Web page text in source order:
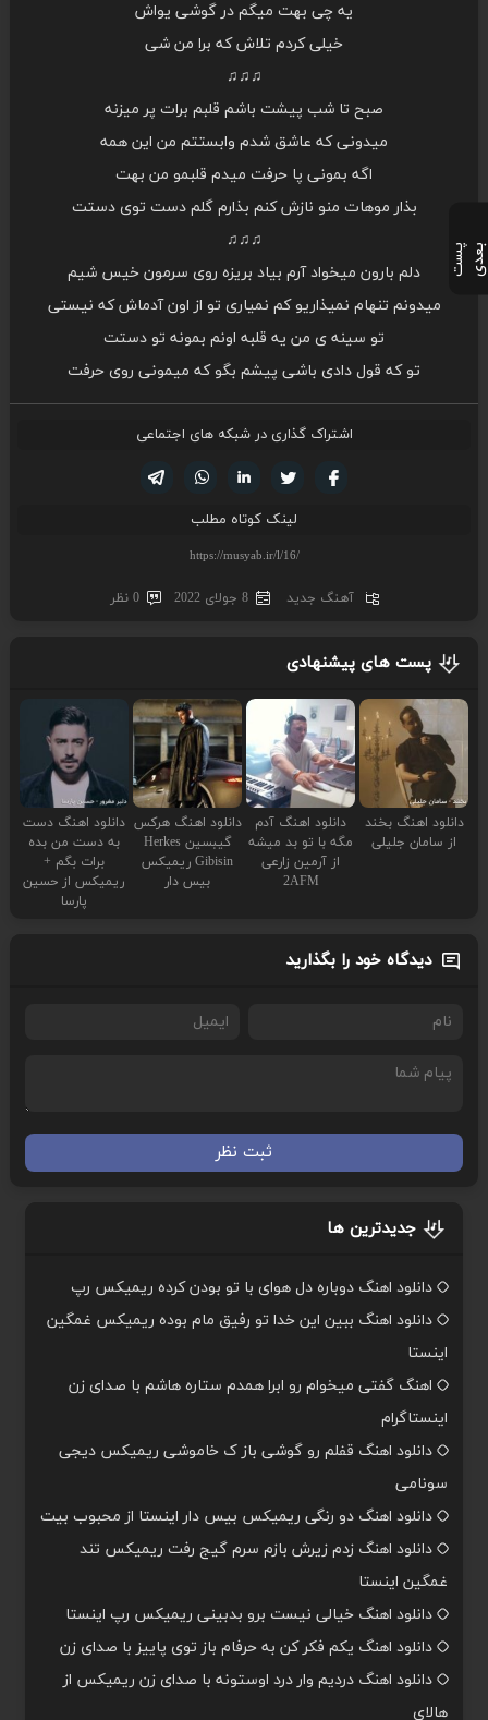
پ
س
ت
ب
ع
د ی
یه چی بهت میگم در گوشی یواش
خیلی کردم تلاش که برا من شی
♫♫♫
صبح تا شب پیشت باشم قلبم برات پر میزنه
میدونی که عاشق شدم وابستتم من این همه
اگه بمونی پا حرفت میدم قلبمو من بهت
بذار موهات منو نازش کنم بذارم گلم دست توی دستت
♫♫♫
دلم بارون میخواد آرم بیاد بریزه روی سرمون خیس شیم
میدونم تنهام نمیذاریو کم نمیاری تو از اون آدماش که نیستی
تو سینه ی من یه قلبه اونم بمونه تو دستت
تو که قول دادی باشی پیشم بگو که میمونی روی حرفت
اشتراک گذاری در شبکه های اجتماعی
لینکدین تویتر
فیسوک
لینک کوتاه مطلب
آهنگ جدید 8 جولای 2022 0 نظر
پست های پیشنهادی
دانلود اهنگ بخند
از سامان جلیلی
دانلود اهنگ آدم
مگه با تو بد میشه
از آرمین زارعی
2AFM
دانلود اهنگ هرکس
گیبسین Herkes
Gibisin ریمیکس
بیس دار
دانلود اهنگ دست
به دست من بده
برات بگم +
ریمیکس از حسین
پارسا
دیدگاه خود را بگذارید
ثبت نظر
جدیدترین ها
دانلود اهنگ دوباره دل هوای با تو بودن کرده ریمیکس رپ
دانلود اهنگ ببین این خدا تو رفیق مام بوده ریمیکس غمگین
اینستا
اهنگ گفتی میخوام رو ابرا همدم ستاره هاشم با صدای زن
اینستاگرام
دانلود اهنگ قفلم رو گوشی باز ک خاموشی ریمیکس دیجی
سونامی
دانلود اهنگ دو رنگی ریمیکس بیس دار اینستا از محبوب بیت
دانلود اهنگ زدم زیرش بازم سرم گیج رفت ریمیکس تند
غمگین اینستا
دانلود اهنگ خیالی نیست برو بدبینی ریمیکس رپ اینستا
دانلود اهنگ یکم فکر کن به حرفام باز توی پاییز با صدای زن
دانلود اهنگ دردیم وار درد اوستونه با صدای زن ریمیکس از
هالای